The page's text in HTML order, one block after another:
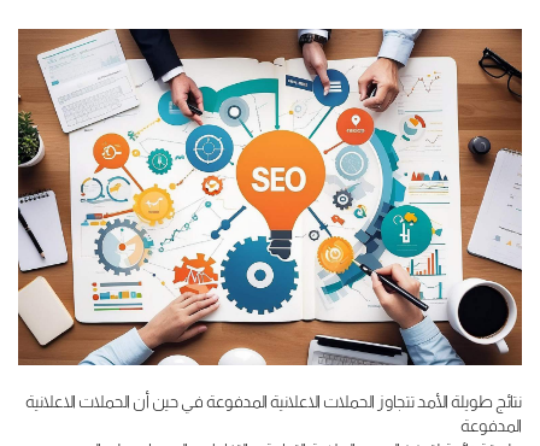
نتائج طويلة الأمد تتجاوز الحملات الاعلانية المدفوعة في حين أن الحملات الاعلانية
المدفوعة